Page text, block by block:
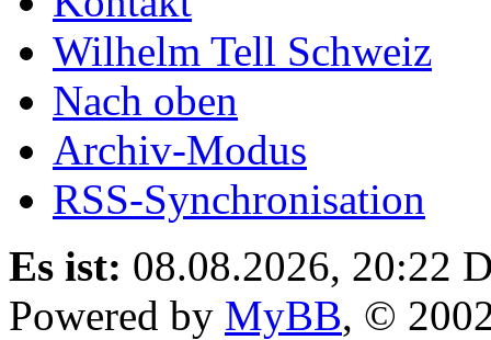
Wilhelm Tell Schweiz
Nach oben
Archiv-Modus
RSS-Synchronisation
Es ist: 08.08.2026, 20:22
Powered by MyBB, ©